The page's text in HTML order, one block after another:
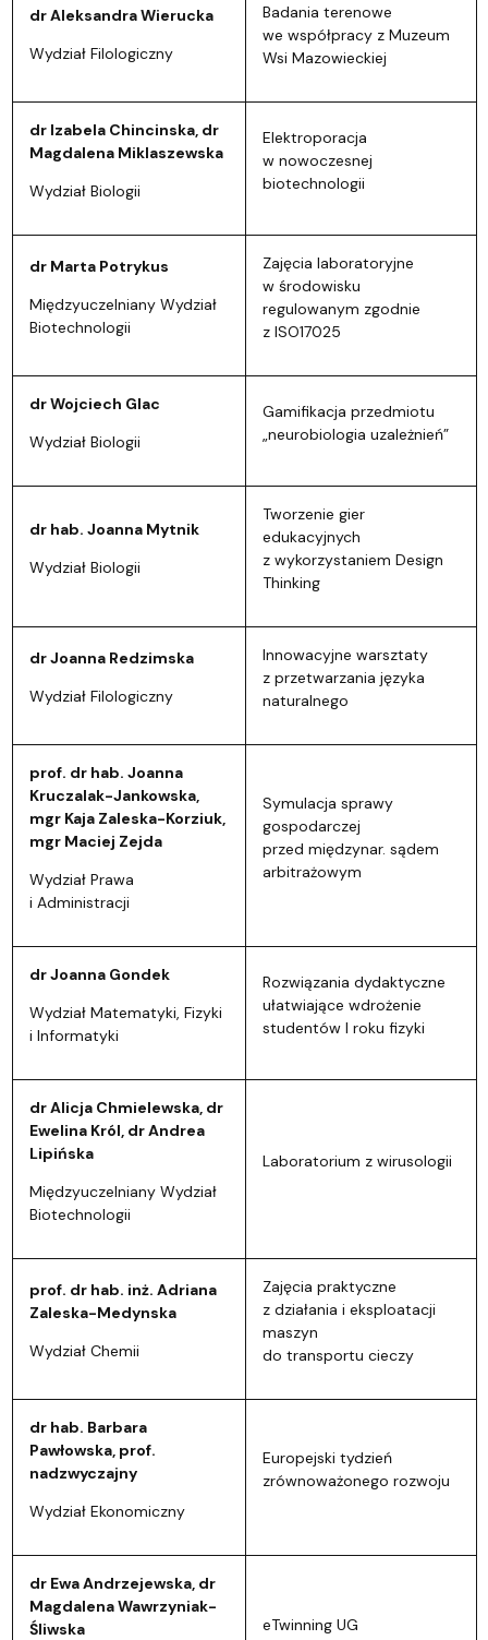
dr Aleksandra Wierucka
Wydział Filologiczny
Badania terenowe
we współpracy z Muzeum
Wsi Mazowieckiej
dr Izabela Chincinska, dr
Magdalena Miklaszewska
Wydział Biologii
Elektroporacja
w nowoczesnej
biotechnologii
dr Marta Potrykus
Międzyuczelniany Wydział
Biotechnologii
Zajęcia laboratoryjne
w środowisku
regulowanym zgodnie
z ISO17025
dr Wojciech Glac
Wydział Biologii
Gamifikacja przedmiotu
„neurobiologia uzależnień”
dr hab. Joanna Mytnik
Wydział Biologii
Tworzenie gier
edukacyjnych
z wykorzystaniem Design
Thinking
dr Joanna Redzimska
Wydział Filologiczny
Innowacyjne warsztaty
z przetwarzania języka
naturalnego
prof. dr hab. Joanna
Kruczalak-Jankowska,
mgr Kaja Zaleska-Korziuk,
mgr Maciej Zejda
Wydział Prawa
i Administracji
Symulacja sprawy
gospodarczej
przed międzynar. sądem
arbitrażowym
dr Joanna Gondek
Wydział Matematyki, Fizyki
i Informatyki
Rozwiązania dydaktyczne
ułatwiające wdrożenie
studentów I roku fizyki
dr Alicja Chmielewska, dr
Ewelina Król, dr Andrea
Lipińska
Międzyuczelniany Wydział
Biotechnologii
Laboratorium z wirusologii
prof. dr hab. inż. Adriana
Zaleska-Medynska
Wydział Chemii
Zajęcia praktyczne
z działania i eksploatacji
maszyn
do transportu cieczy
dr hab. Barbara
Pawłowska, prof.
nadzwyczajny
Wydział Ekonomiczny
Europejski tydzień
zrównoważonego rozwoju
dr Ewa Andrzejewska, dr
Magdalena Wawrzyniak-
Śliwska
eTwinning UG